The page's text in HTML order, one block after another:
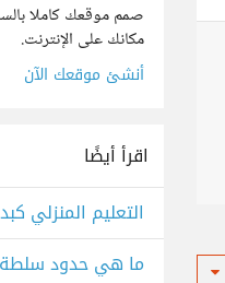
صمم موقعك كاملا
مكانك على الإنترنت.
أنشئ موقعك الآن
اقرأ أيضًا
التعليم المنزلي
ما هي حدود سلطة